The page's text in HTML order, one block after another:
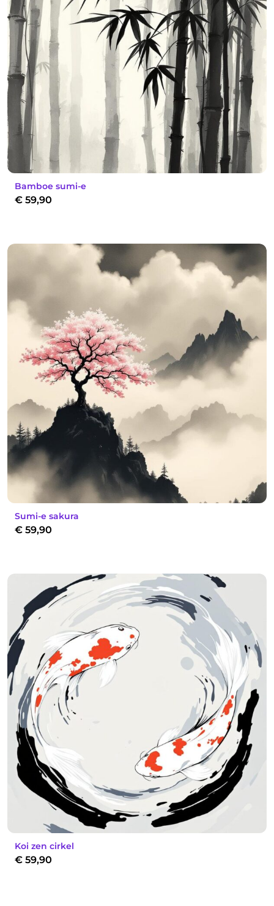
Bamboe sumi-e
€ 59,90
Sumi-e sakura
€ 59,90
Koi zen cirkel
€ 59,90